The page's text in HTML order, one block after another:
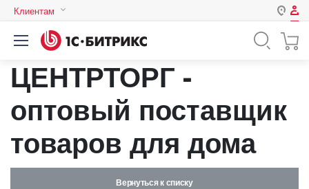
Клиентам
Авторизация
Нет аккаунта?
Логин
Пароль
ЦЕНТРТОРГ -
оптовый поставщик
товаров для дома
Вернуться к списку